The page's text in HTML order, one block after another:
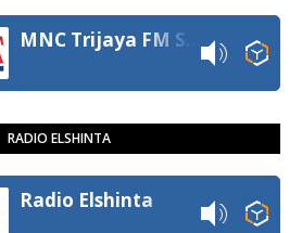
RADIO ELSHINTA
Radio Elshinta